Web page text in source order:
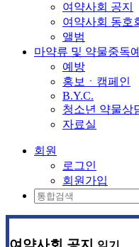
여약사회 공지
여약사회 동호
앨범
마약류 및 약물중독
예방
홍보ㆍ캠페인
B.Y.C.
청소년 약물상
자료실
회원
로그인
회원가입